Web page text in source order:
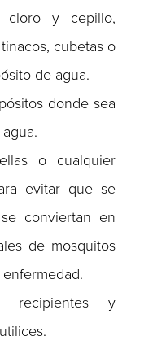
cloro y cepillo,
cubetas o
de agua.
donde sea
o cualquier
evitar que se
conviertan en
de mosquitos
recipientes y